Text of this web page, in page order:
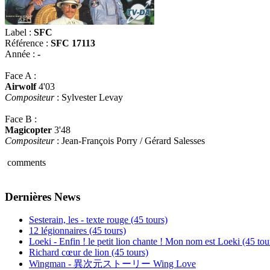
Label : SFC
Référence : SFC 17113
Année : -
Face A :
Airwolf4'03
Compositeur: Sylvester Levay
Face B :
Magicopter 3'48
Compositeur: Jean-François Porry / Gérard Salesses
comments
Dernières News
Sesterain, les - texte rouge (45 tours)
12 légionnaires (45 tours)
Loeki - Enfin ! le petit lion chante ! Mon nom est Loeki (45
Richard cœur de lion (45 tours)
Wingman - 異次元ストーリー Wing Love